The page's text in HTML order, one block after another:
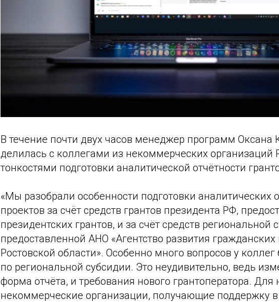
В течение почти двух часов менеджер программ Оксана
делилась с коллегами из некоммерческих организаций
тонкостями подготовки аналитической отчётности
«Мы разобрали особенности подготовки аналитических
проектов за счёт средств грантов президента РФ,
президентских грантов, и за счёт средств региональной
предоставленной АНО «Агентство развития
Ростовской области». Особенно много вопросов у коллег
по региональной субсидии. Это неудивительно, ведь
форма отчёта, и требования нового грантоператора. Для
некоммерческие организации, получающие поддержку